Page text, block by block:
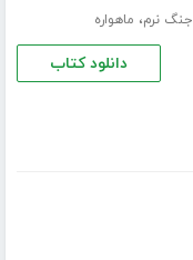
جنگ نرم، ماهواره
دانلود کتاب